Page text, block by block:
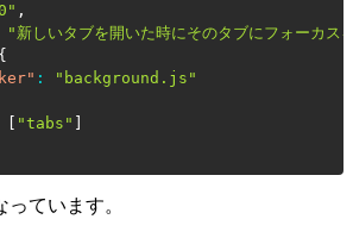
,
"新しいタブを開いた時にそのタブにフォーカス
{
:
"background.js"
"tabs"
ています。